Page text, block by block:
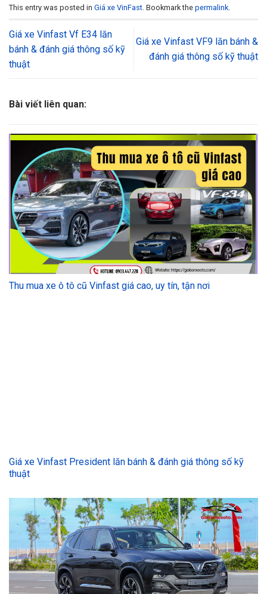
This entry was posted in Giá xe VinFast. Bookmark the permalink.
Giá xe Vinfast Vf E34 lăn
bánh & đánh giá thông số kỹ
thuật
Giá xe Vinfast VF9 lăn bánh &
đánh giá thông số kỹ thuật
Bài viết liên quan:
Thu mua xe ô tô cũ Vinfast giá cao, uy tín, tận nơi
Giá xe Vinfast President lăn bánh & đánh giá thông số kỹ
thuật